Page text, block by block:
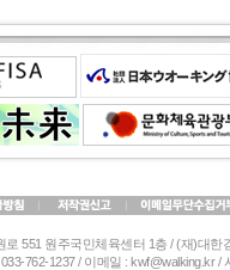
551 원주국민체육센터 1층 / (재)대한
762-1237 / 이메일 : kwf@walking.kr /